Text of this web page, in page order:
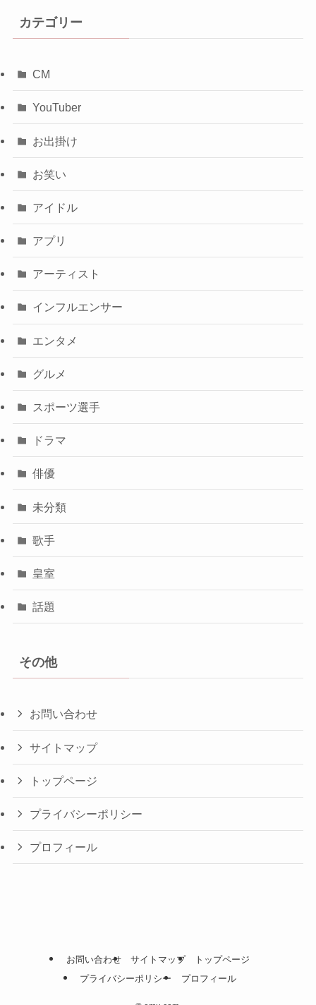
カテゴリー
CM
YouTuber
お出掛け
お笑い
アイドル
アプリ
アーティスト
インフルエンサー
エンタメ
グルメ
スポーツ選手
ドラマ
俳優
未分類
歌手
皇室
話題
その他
お問い合わせ
サイトマップ
トップページ
プライバシーポリシー
プロフィール
お問い合わせ サイトマップ
トップページ
プライバシーポリシー
プロフィール